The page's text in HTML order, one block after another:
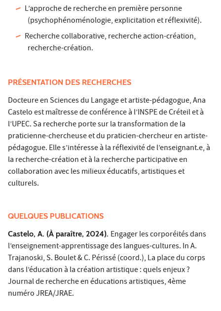
L’approche de recherche en première personne
(psychophénoménologie, explicitation et réflexivité).
Recherche collaborative, recherche action-création,
recherche-création.
PRÉSENTATION DES RECHERCHES
Docteure en Sciences du Langage et artiste-pédagogue, Ana
Castelo est maîtresse de conférence à l’INSPE de Créteil et à
l’UPEC. Sa recherche porte sur la transformation de la
praticienne-chercheuse et du praticien-chercheur en artiste-
pédagogue. Elle s’intéresse à la réflexivité de l’enseignant.e, à
la recherche-création et à la recherche participative en
collaboration avec les milieux éducatifs, artistiques et
culturels.
QUELQUES PUBLICATIONS
Castelo, A. (À paraître, 2024). Engager les corporéités dans
l’enseignement-apprentissage des langues-cultures. In A.
Trajanoski, S. Boulet & C. Périssé (coord.), La place du corps
dans l’éducation à la création artistique : quels enjeux ?
Journal de recherche en éducations artistiques, 4ème
numéro JREA/JRAE.